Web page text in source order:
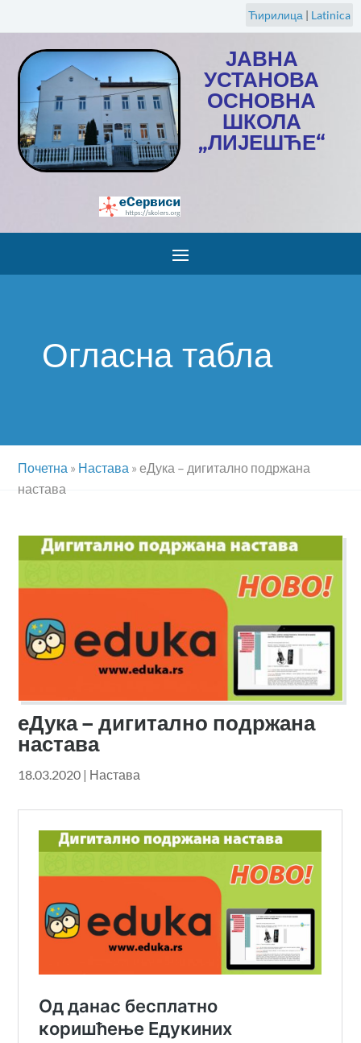
Ћирилица | Latinica
ЈАВНА
УСТАНОВА
ОСНОВНА
ШКОЛА
„ЛИЈЕШЋЕ“
Огласна табла
Почетна » Настава »еДука – дигитално подржана
настава
еДука – дигитално подржана
настава
18.03.2020 | Настава